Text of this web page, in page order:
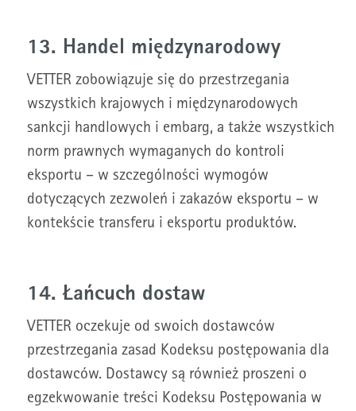
13. Handel międzynarodowy
VETTER zobowiązuje się do przestrzegania
wszystkich krajowych i międzynarodowych
sankcji handlowych i embarg, a także wszystkich
norm prawnych wymaganych do kontroli
eksportu – w szczególności wymogów
dotyczących zezwoleń i zakazów eksportu – w
kontekście transferu i eksportu produktów.
14. Łańcuch dostaw
VETTER oczekuje od swoich dostawców
przestrzegania zasad Kodeksu postępowania dla
dostawców. Dostawcy są również proszeni o
egzekwowanie treści Kodeksu Postępowania w